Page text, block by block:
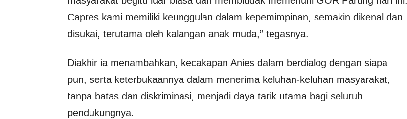
Capres kami memiliki keunggulan dalam kepemimpinan, semakin dikenal dan
disukai, terutama oleh kalangan anak muda,” tegasnya.
Diakhir ia menambahkan, kecakapan Anies dalam berdialog dengan siapa
pun, serta keterbukaannya dalam menerima keluhan-keluhan masyarakat,
tanpa batas dan diskriminasi, menjadi daya tarik utama bagi seluruh
pendukungnya.